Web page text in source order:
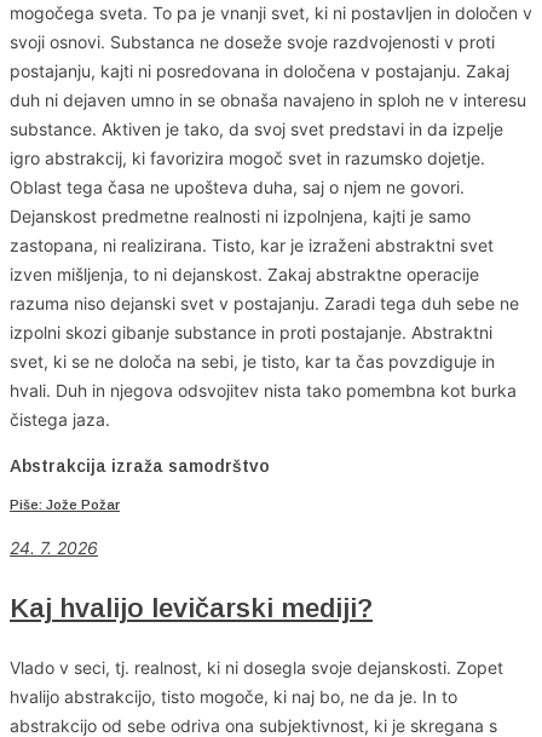
mogočega sveta. To pa je vnanji svet, ki ni postavljen in določen v
svoji osnovi. Substanca ne doseže svoje razdvojenosti v proti
postajanju, kajti ni posredovana in določena v postajanju. Zakaj
duh ni dejaven umno in se obnaša navajeno in sploh ne v interesu
substance. Aktiven je tako, da svoj svet predstavi in da izpelje
igro abstrakcij, ki favorizira mogoč svet in razumsko dojetje.
Oblast tega časa ne upošteva duha, saj o njem ne govori.
Dejanskost predmetne realnosti ni izpolnjena, kajti je samo
zastopana, ni realizirana. Tisto, kar je izraženi abstraktni svet
izven mišljenja, to ni dejanskost. Zakaj abstraktne operacije
razuma niso dejanski svet v postajanju. Zaradi tega duh sebe ne
izpolni skozi gibanje substance in proti postajanje. Abstraktni
svet, ki se ne določa na sebi, je tisto, kar ta čas povzdiguje in
hvali. Duh in njegova odsvojitev nista tako pomembna kot burka
čistega jaza.
Abstrakcija izraža samodrštvo
Piše: Jože Požar
24. 7. 2026
Kaj hvalijo levičarski mediji?
Vlado v seci, tj. realnost, ki ni dosegla svoje dejanskosti. Zopet
hvalijo abstrakcijo, tisto mogoče, ki naj bo, ne da je. In to
abstrakcijo od sebe odriva ona subjektivnost, ki je skregana s